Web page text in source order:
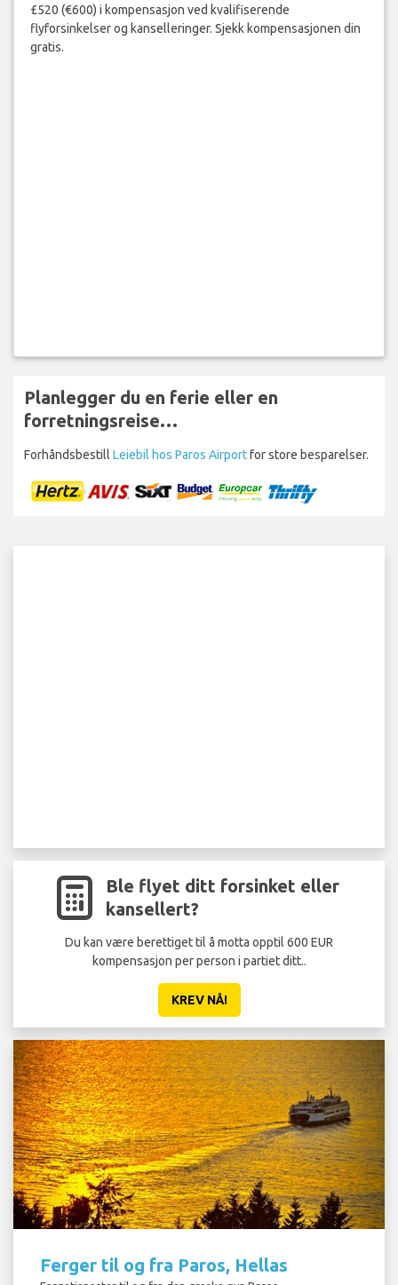
£520 (€600) i kompensasjon ved kvalifiserende
flyforsinkelser og kanselleringer. Sjekk kompensasjonen din
gratis.
Planlegger du en ferie eller en
forretningsreise…
Forhåndsbestill Leiebil hos Paros Airportfor store besparelser.
Ble flyet ditt forsinket eller
kansellert?
Du kan være berettiget til å motta opptil 600 EUR
kompensasjon per person i partiet ditt..
KREV NÅ!
Ferger til og fra Paros, Hellas